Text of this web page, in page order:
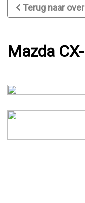
Terug naar
Mazda